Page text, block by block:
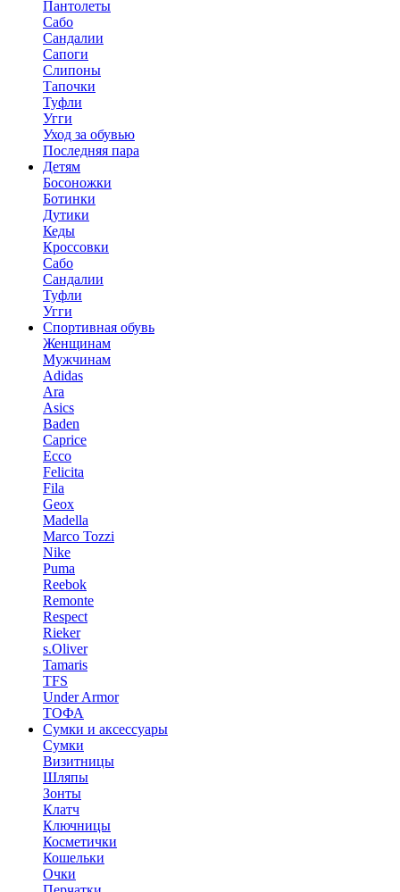
Пантолеты
Сабо
Сандалии
Сапоги
Слипоны
Тапочки
Туфли
Угги
Уход за обувью
Последняя пара
Детям
Босоножки
Ботинки
Дутики
Кеды
Кроссовки
Сабо
Сандалии
Туфли
Угги
Спортивная обувь
Женщинам
Мужчинам
Adidas
Ara
Asics
Baden
Caprice
Ecco
Felicita
Fila
Geox
Madella
Marco Tozzi
Nike
Puma
Reebok
Remonte
Respect
Rieker
s.Oliver
Tamaris
TFS
Under Armor
ТОФА
Сумки и аксессуары
Сумки
Визитницы
Шляпы
Зонты
Клатч
Ключницы
Косметички
Кошельки
Очки